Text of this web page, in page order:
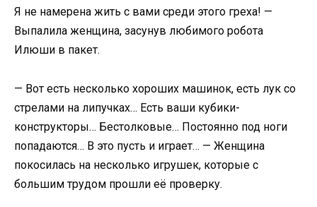
Я не намерена жить с вами среди этого греха! —
Выпалила женщина, засунув любимого робота
Илюши в пакет.
— Вот есть несколько хороших машинок, есть лук со
стрелами на липучках… Есть ваши кубики-
конструкторы… Бестолковые… Постоянно под ноги
попадаются… В это пусть и играет… — Женщина
покосилась на несколько игрушек, которые с
большим трудом прошли её проверку.